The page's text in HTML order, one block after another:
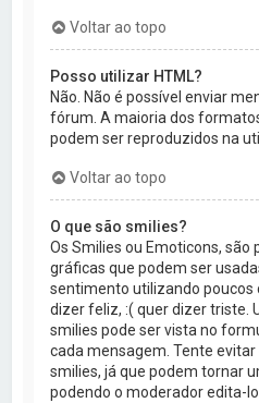
Voltar ao topo
Posso utilizar HTML?
Não. Não é possível enviar
fórum. A maioria dos
podem ser reproduzidos na
Voltar ao topo
O que são smilies?
Os Smilies ou Emoticons,
gráficas que podem ser
sentimento utilizando poucos
dizer feliz, :( quer dizer triste.
smilies pode ser vista no
cada mensagem. Tente evitar
smilies, já que podem tornar
podendo o moderador edita-